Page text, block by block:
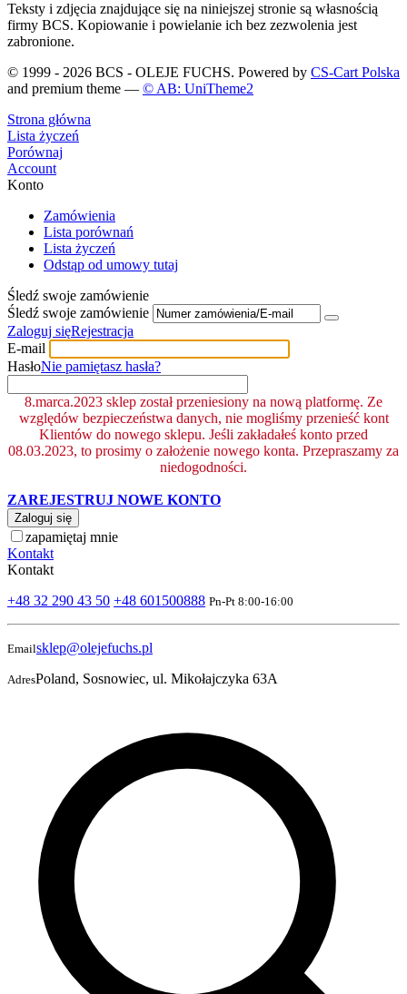
Teksty i zdjęcia znajdujące się na niniejszej stronie są własnością
firmy BCS. Kopiowanie i powielanie ich bez zezwolenia jest
zabronione.
© 1999 - 2026 BCS - OLEJE FUCHS. Powered by CS-Cart Polska
and premium theme — © AB: UniTheme2
Strona główna
Lista życzeń
Porównaj
Account
Konto
Zamówienia
Lista porównań
Lista życzeń
Odstąp od umowy tutaj
Śledź swoje zamówienie
Śledź swoje zamówienie
Zaloguj sięRejestracja
E-mail
HasłoNie pamiętasz hasła?
8.marca.2023 sklep został przeniesiony na nową platformę. Ze
względów bezpieczeństwa danych, nie mogliśmy przenieść kont
Klientów do nowego sklepu. Jeśli zakładałeś konto przed
08.03.2023, to prosimy o założenie nowego konta. Przepraszamy za
niedogodności.
ZAREJESTRUJ NOWE KONTO
Zaloguj się
zapamiętaj mnie
Kontakt
Kontakt
+48 32 290 43 50 +48 601500888 Pn-Pt 8:00-16:00
Emailsklep@olejefuchs.pl
AdresPoland, Sosnowiec, ul. Mikołajczyka 63A